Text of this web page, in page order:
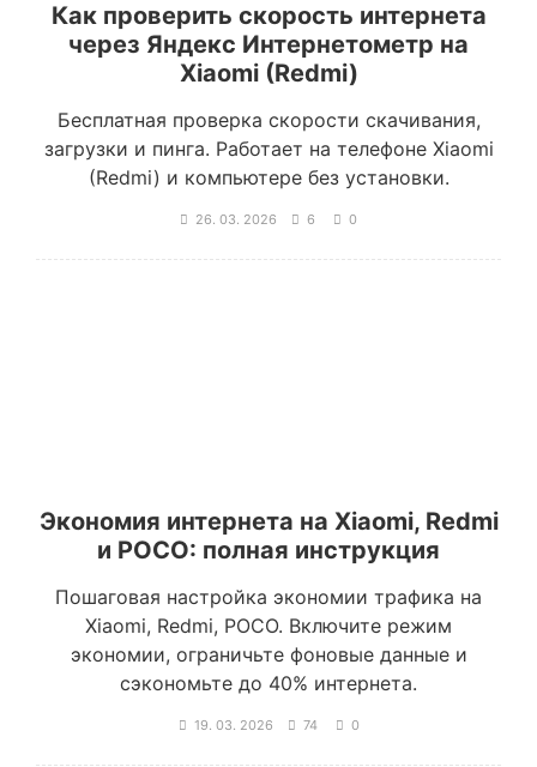
Как проверить скорость интернета
через Яндекс Интернетометр на
Xiaomi (Redmi)
Бесплатная проверка скорости скачивания,
загрузки и пинга. Работает на телефоне Xiaomi
(Redmi) и компьютере без установки.
26. 03. 2026 6 0
Экономия интернета на Xiaomi, Redmi
и POCO: полная инструкция
Пошаговая настройка экономии трафика на
Xiaomi, Redmi, POCO. Включите режим
экономии, ограничьте фоновые данные и
сэкономьте до 40% интернета.
19. 03. 2026 74 0